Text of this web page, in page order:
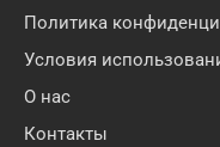
Политика
Условия
О нас
Контакты